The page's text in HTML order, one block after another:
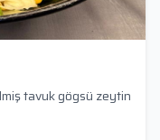
tavuk gögsü zeytin